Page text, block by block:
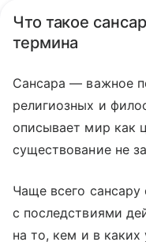
Что такое
термина
Сансара — важное
религиозных и
описывает мир как
существование не
Чаще всего
с последствиями
на то, кем и в каких